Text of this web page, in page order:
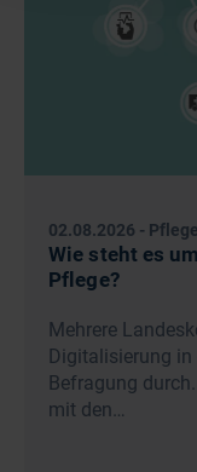
02.08.2026 -
Wie steht es
Pflege?
Mehrere
Digitalisierung
Befragung
mit den…